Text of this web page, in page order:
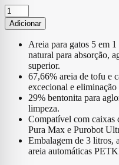
Quantidade
de
Saco
Caixa
Inteligente
Adicionar
Areia para gatos 5 em
natural para absorção,
superior.
67,66% areia de tofu e
excecional e eliminação
29% bentonita para
limpeza.
Compatível com caixas
Pura Max e Purobot
Embalagem de 3 litros,
areia automáticas